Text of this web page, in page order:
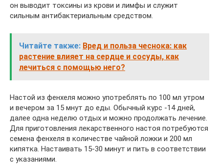
он выводит токсины из крови и лимфы и служит
сильным антибактериальным средством.
Читайте также: Вред и польза чеснока: как
растение влияет на сердце и сосуды, как
лечиться с помощью него?
Настой из фенхеля можно употреблять по 100 мл утром
и вечером за 15 мнут до еды. Обычный курс -14 дней,
далее одна неделю отдых и можно продолжать лечение.
Для приготовления лекарственного настоя потребуются
семена фенхеля в количестве чайной ложки и 200 мл
кипятка. Настаивать 15-30 минут и пить в соответствии
с указаниями.